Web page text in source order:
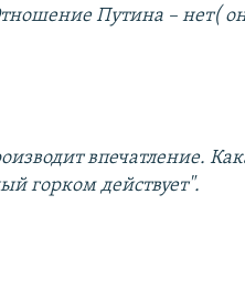
Путина – нет(
впечатление.
горком действует".